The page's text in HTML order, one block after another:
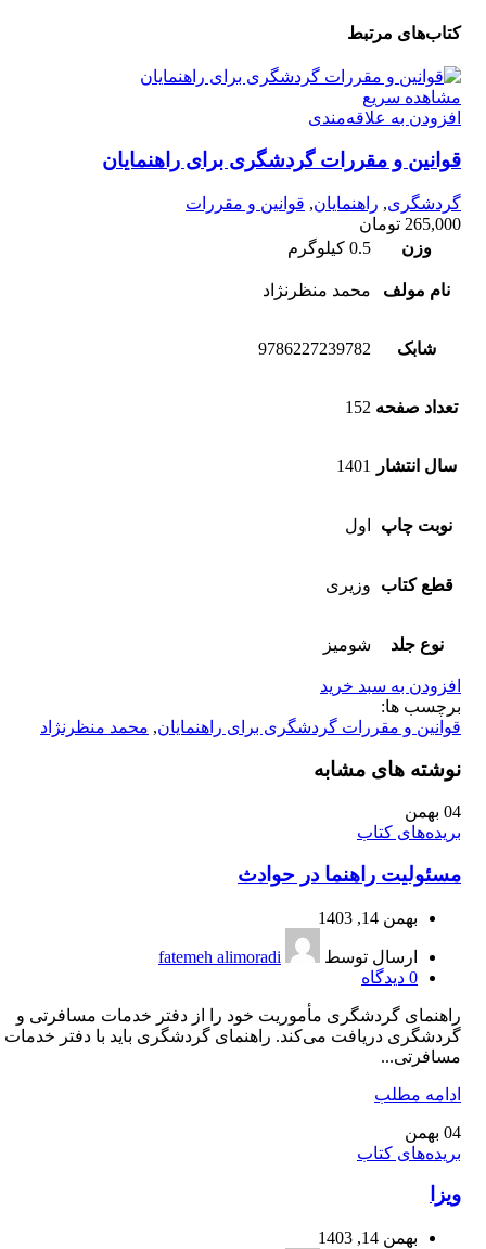
کتاب‌های مرتبط
مشاهده سریع
افزودن به علاقه‌مندی
قوانین و مقررات گردشگری برای راهنمایان
گردشگری, راهنمایان, قوانین و مقررات
265,000 تومان
وزن
0.5 کیلوگرم
نام مولف محمد ‌منظرنژاد
شابک 9786227239782
تعداد صفحه 152
سال انتشار 1401
نوبت چاپ اول
قطع کتاب وزیری
نوع جلد شومیز
افزودن به سبد خرید
برچسب ها:
قوانین و مقررات گردشگری برای راهنمایان, محمد منظرنژاد
نوشته های مشابه
04 بهمن
بریده‌های کتاب
مسئولیت راهنما در حوادث
بهمن 14, 1403
ارسال توسط
fatemeh alimoradi
0 دیدگاه
راهنمای گردشگری مأموریت خود را از دفتر خدمات مسافرتی و
گردشگری دریافت می‌کند. راهنمای گردشگری باید با دفتر خدمات
مسافرتی...
ادامه مطلب
04 بهمن
بریده‌های کتاب
ویزا
بهمن 14, 1403